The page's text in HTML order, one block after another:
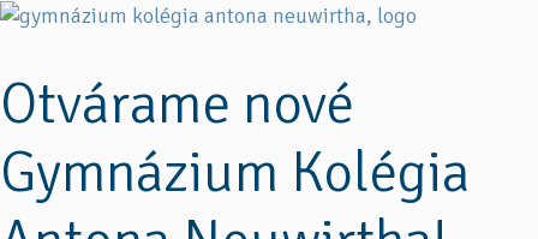
Otvárame nové
Gymnázium Kolégia